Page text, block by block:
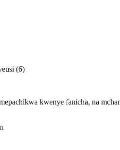
kwenye fanicha, na